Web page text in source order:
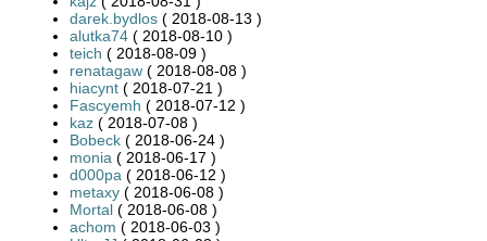
darek.bydlos ( 2018-08-13 )
alutka74 ( 2018-08-10 )
teich ( 2018-08-09 )
renatagaw ( 2018-08-08 )
hiacynt ( 2018-07-21 )
Fascyemh ( 2018-07-12 )
kaz ( 2018-07-08 )
Bobeck ( 2018-06-24 )
monia ( 2018-06-17 )
d000pa ( 2018-06-12 )
metaxy ( 2018-06-08 )
Mortal ( 2018-06-08 )
achom ( 2018-06-03 )